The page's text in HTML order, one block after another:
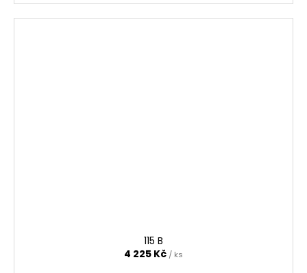
115 B
4 225 Kč / ks